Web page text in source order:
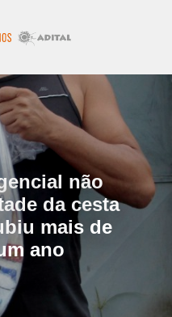
não
da cesta
mais de
ano